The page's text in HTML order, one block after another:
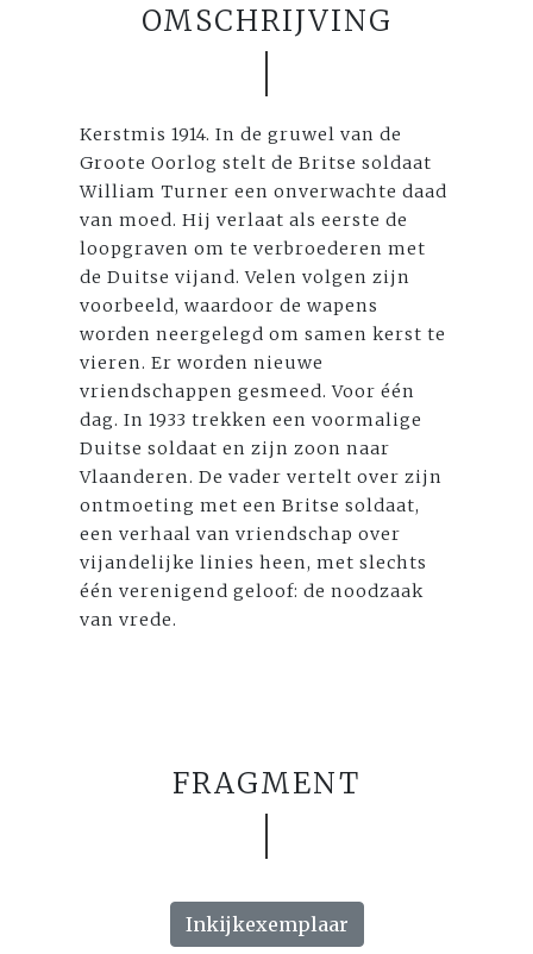
OMSCHRIJVING
Kerstmis 1914. In de gruwel van de
Groote Oorlog stelt de Britse soldaat
William Turner een onverwachte daad
van moed. Hij verlaat als eerste de
loopgraven om te verbroederen met
de Duitse vijand. Velen volgen zijn
voorbeeld, waardoor de wapens
worden neergelegd om samen kerst te
vieren. Er worden nieuwe
vriendschappen gesmeed. Voor één
dag. In 1933 trekken een voormalige
Duitse soldaat en zijn zoon naar
Vlaanderen. De vader vertelt over zijn
ontmoeting met een Britse soldaat,
een verhaal van vriendschap over
vijandelijke linies heen, met slechts
één verenigend geloof: de noodzaak
van vrede.
FRAGMENT
Inkijkexemplaar